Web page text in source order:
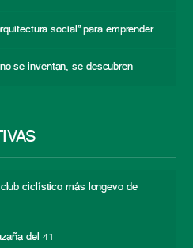
social” para emprender
se inventan, se descubren
ciclístico más longevo de
del 41